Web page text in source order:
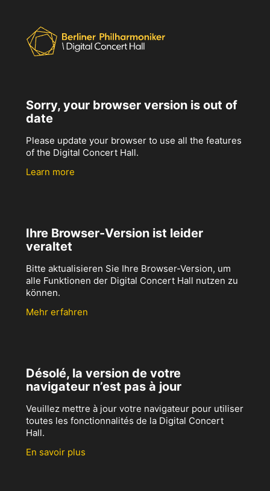
Sorry, your browser version is out of
date
Please update your browser to use all the features
of the Digital Concert Hall.
Learn more
Ihre Browser-Version ist leider
veraltet
Bitte aktualisieren Sie Ihre Browser-Version, um
alle Funktionen der Digital Concert Hall nutzen zu
können.
Mehr erfahren
Désolé, la version de votre
navigateur n’est pas à jour
Veuillez mettre à jour votre navigateur pour utiliser
toutes les fonctionnalités de la Digital Concert
Hall.
En savoir plus